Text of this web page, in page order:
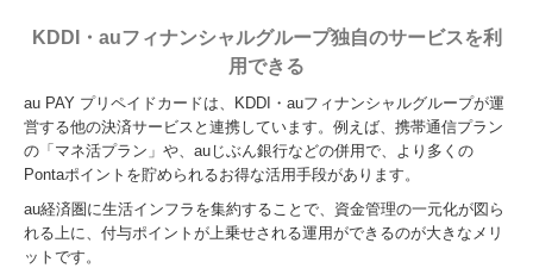
KDDI・auフィナンシャルグループ独自のサービスを利
用できる
au PAY プリペイドカードは、KDDI・auフィナンシャルグループが運
営する他の決済サービスと連携しています。例えば、携帯通信プラン
の「マネ活プラン」や、auじぶん銀行などの併用で、より多くの
Pontaポイントを貯められるお得な活用手段があります。
au経済圏に生活インフラを集約することで、資金管理の一元化が図ら
れる上に、付与ポイントが上乗せされる運用ができるのが大きなメリ
ットです。